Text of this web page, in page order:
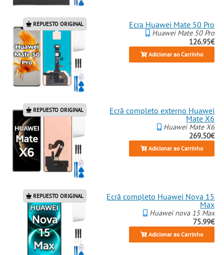
REPUESTO ORIGINAL Ecra Huawei Mate 50 Pro
Huawei Mate 50 Pro
126.95€
Adicionar ao Carrinho
REPUESTO ORIGINAL
Ecrã completo externo Huawei
Mate X6
Huawei Mate X6
269.50€
Adicionar ao Carrinho
REPUESTO ORIGINAL
Ecrã completo Huawei Nova 15
Max
Huawei nova 15 Max
75.99€
Adicionar ao Carrinho